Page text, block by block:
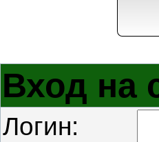
Вход на
Логин: